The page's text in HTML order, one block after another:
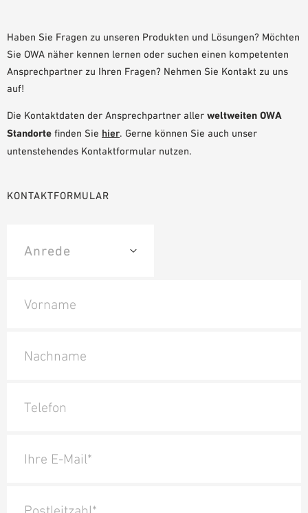
BIM/REVIT BIBLIOTHEK
VIDEOS
OWA-SCHULUNGEN
MUSTERBESTELLUNG
Haben Sie Fragen zu unseren Produkten und Lösungen? Möchten
Sie OWA näher kennen lernen oder suchen einen kompetenten
Ansprechpartner zu Ihren Fragen? Nehmen Sie Kontakt zu uns
auf!
Die Kontaktdaten der Ansprechpartner aller weltweiten OWA
Standorte finden Sie hier. Gerne können Sie auch unser
untenstehendes Kontaktformular nutzen.
KONTAKTFORMULAR
Vorname
Nachname
Telefon
Ihre E-Mail*